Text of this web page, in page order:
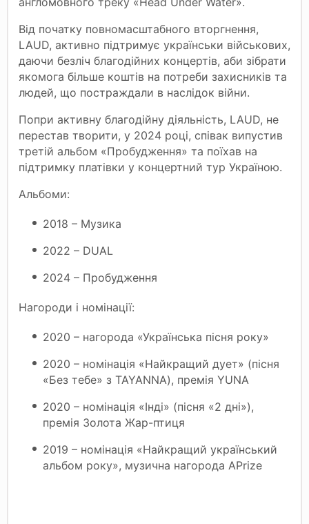
Від початку повномасштабного вторгнення,
LAUD, активно підтримує українськи військових,
даючи безліч благодійних концертів, аби зібрати
якомога більше коштів на потреби захисників та
людей, що постраждали в наслідок війни.
Попри активну благодійну діяльність, LAUD, не
перестав творити, у 2024 році, співак випустив
третій альбом «Пробудження» та поїхав на
підтримку платівки у концертний тур Україною.
Альбоми:
2018 – Музика
2022 – DUAL
2024 – Пробудження
Нагороди і номінації:
2020 – нагорода «Українська пісня року»
2020 – номінація «Найкращий дует» (пісня
«Без тебе» з TAYANNA), премія YUNA
2020 – номінація «Інді» (пісня «2 дні»),
премія Золота Жар-птиця
2019 – номінація «Найкращий український
альбом року», музична нагорода APrize